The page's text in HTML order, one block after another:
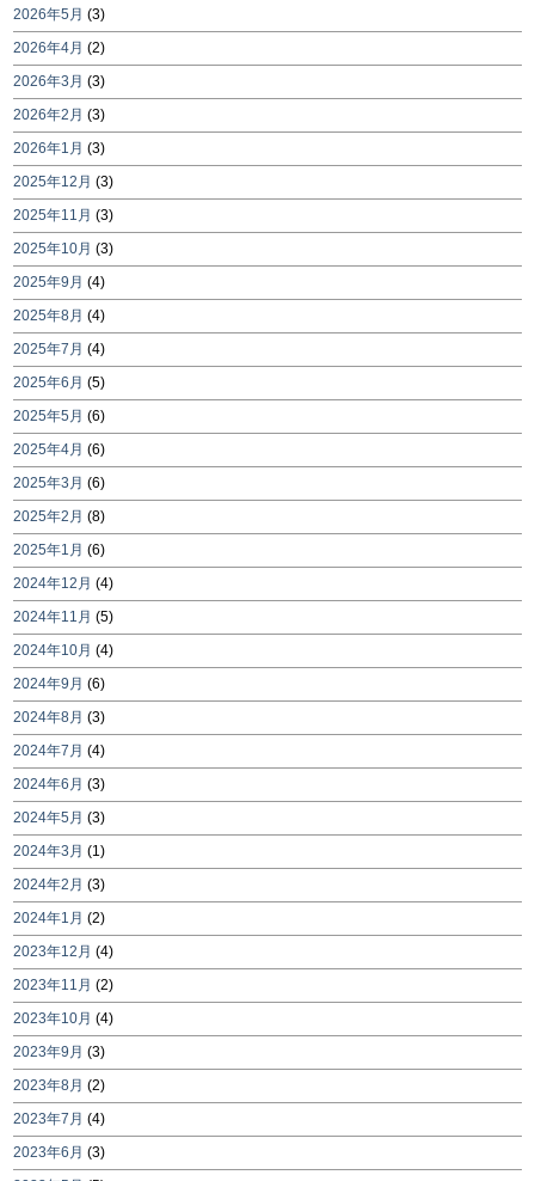
2026年5月 (3)
2026年4月 (2)
2026年3月 (3)
2026年2月 (3)
2026年1月 (3)
2025年12月 (3)
2025年11月 (3)
2025年10月 (3)
2025年9月 (4)
2025年8月 (4)
2025年7月 (4)
2025年6月 (5)
2025年5月 (6)
2025年4月 (6)
2025年3月 (6)
2025年2月 (8)
2025年1月 (6)
2024年12月 (4)
2024年11月 (5)
2024年10月 (4)
2024年9月 (6)
2024年8月 (3)
2024年7月 (4)
2024年6月 (3)
2024年5月 (3)
2024年3月 (1)
2024年2月 (3)
2024年1月 (2)
2023年12月 (4)
2023年11月 (2)
2023年10月 (4)
2023年9月 (3)
2023年8月 (2)
2023年7月 (4)
2023年6月 (3)